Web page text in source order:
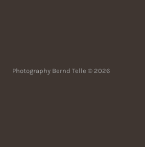
Photography Bernd Telle © 2026